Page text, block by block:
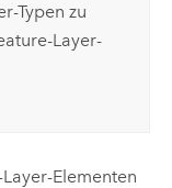
Typen zu
Layer-
Elementen